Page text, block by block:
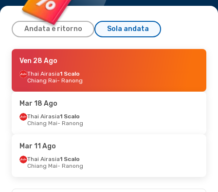
Andata e ritorno Sola andata
Sab 8 Ago- Dom 9 Ago
Thai AirasiaDiretto
Bangkok- Ranong
Ranong- Bangkok
Mar 18 Ago- Mar 25 Ago
Thai Airasia
Ranong- Chiang Mai
Ven 28 Ago
Thai Airasia1 Scalo
Chiang Rai- Ranong
Mar 18 Ago
Thai Airasia1 Scalo
Chiang Mai- Ranong
Mar 11 Ago
Thai Airasia1 Scalo
Chiang Mai- Ranong